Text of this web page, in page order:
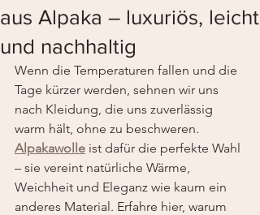
aus Alpaka – luxuriös, leicht
und nachhaltig
Wenn die Temperaturen fallen und die
Tage kürzer werden, sehnen wir uns
nach Kleidung, die uns zuverlässig
warm hält, ohne zu beschweren.
Alpakawolle ist dafür die perfekte Wahl
– sie vereint natürliche Wärme,
Weichheit und Eleganz wie kaum ein
anderes Material. Erfahre hier, warum